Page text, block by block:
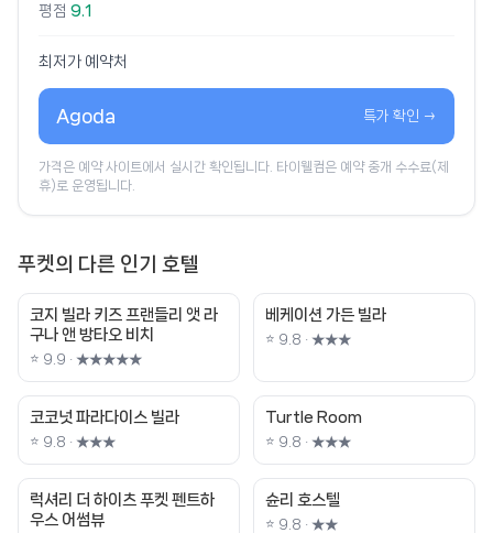
평점 9.1
최저가 예약처
Agoda 특가 확인 →
가격은 예약 사이트에서 실시간 확인됩니다. 타이웰컴은 예약 중개 수수료(제
휴)로 운영됩니다.
푸켓의 다른 인기 호텔
코지 빌라 키즈 프랜들리 앳 라
구나 앤 방타오 비치
⭐ 9.9 · ★★★★★
베케이션 가든 빌라
⭐ 9.8 · ★★★
코코넛 파라다이스 빌라
⭐ 9.8 · ★★★
Turtle Room
⭐ 9.8 · ★★★
럭셔리 더 하이츠 푸켓 펜트하
우스 어썸뷰
슌리 호스텔
⭐ 9.8 · ★★